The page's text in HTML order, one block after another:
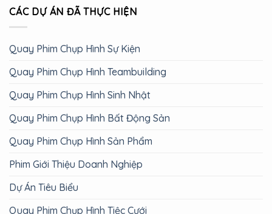
CÁC DỰ ÁN ĐÃ THỰC HIỆN
Quay Phim Chụp Hình Sự Kiện
Quay Phim Chụp Hình Teambuilding
Quay Phim Chụp Hình Sinh Nhật
Quay Phim Chụp Hình Bất Động Sản
Quay Phim Chụp Hình Sản Phẩm
Phim Giới Thiệu Doanh Nghiệp
Dự Án Tiêu Biểu
Quay Phim Chụp Hình Tiệc Cưới